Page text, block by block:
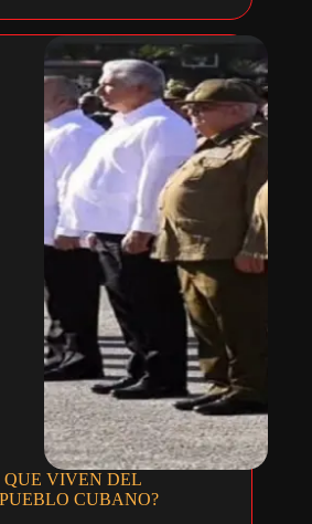
QUE VIVEN DEL
CUBANO?